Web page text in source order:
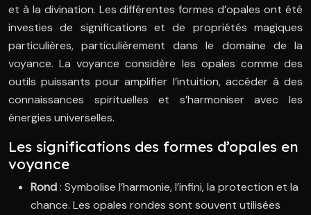
et à la divination. Les différentes formes d’opales ont été
investies de significations et de propriétés magiques
particulières, particulièrement dans le domaine de la
voyance. La voyance considère les opales comme des
outils puissants pour amplifier l’intuition, accéder à des
connaissances spirituelles et s’harmoniser avec les
énergies universelles.
Les significations des formes d’opales en
voyance
Rond: Symbolise l’harmonie, l’infini, la protection et la
chance. Les opales rondes sont souvent utilisées